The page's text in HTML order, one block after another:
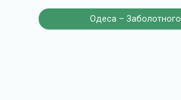
Одеса – Заболотного